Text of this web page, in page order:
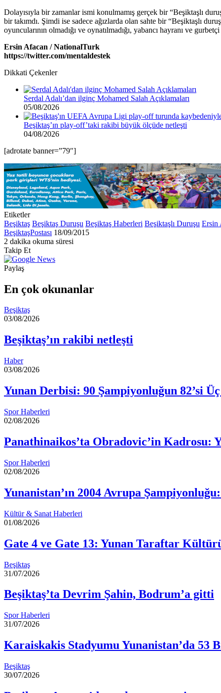
Dolayısıyla bir zamanlar ismi konulmamış gerçek bir “Beşiktaşlı
bir takımdı. Şimdi ise sadece ağızlarda olan sahte bir “Beşiktaşlı
oyuncularının olmadığı ve oynatılmadığı, yabancı hayranı ve
Ersin Afacan / NationalTurk
https://twitter.com/mentaldestek
Dikkati Çekenler
Serdal Adalı’dan ilginç Mohamed Salah Açıklamaları
05/08/2026
Beşiktaş’ın play-off’taki rakibi büyük ölçüde netleşti
04/08/2026
[adrotate banner=”79″]
Etiketler
Beşiktaş Beşiktaş Duruşu Beşiktaş Haberleri Beşiktaşlı Duruşu Ersin
BeşiktaşPostası Bir
e-
göndermek
18/09/2015
2 dakika okuma süresi
Facebook
X
LinkedIn
Tumblr
Pinterest
Reddit
VKontakte
Odnoklassniki
Pocket
Takip Et
Paylaş
Posta
ile
En çok okunanlar
Beşiktaş
03/08/2026
Beşiktaş’ın rakibi netleşti
Haber
03/08/2026
Yunan Derbisi: 90 Şampiyonluğun 82’si
Spor Haberleri
02/08/2026
Panathinaikos’ta Obradovic’in Kadrosu:
Spor Haberleri
02/08/2026
Yunanistan’ın 2004 Avrupa
Kültür & Sanat Haberleri
01/08/2026
Gate 4 ve Gate 13: Yunan Taraftar
Beşiktaş
31/07/2026
Beşiktaş’ta Devrim Şahin, Bodrum’a gitti
Spor Haberleri
31/07/2026
Karaiskakis Stadyumu Yunanistan’da 53
Beşiktaş
30/07/2026